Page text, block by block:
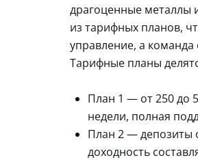
драгоценные металлы
из тарифных планов,
управление, а
Тарифные планы
План 1 — от 250 до
недели, полная
План 2 — депозиты
доходность